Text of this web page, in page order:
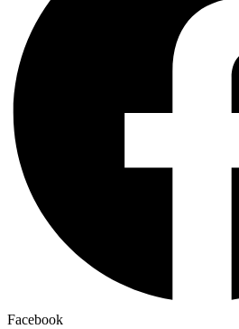
Facebook